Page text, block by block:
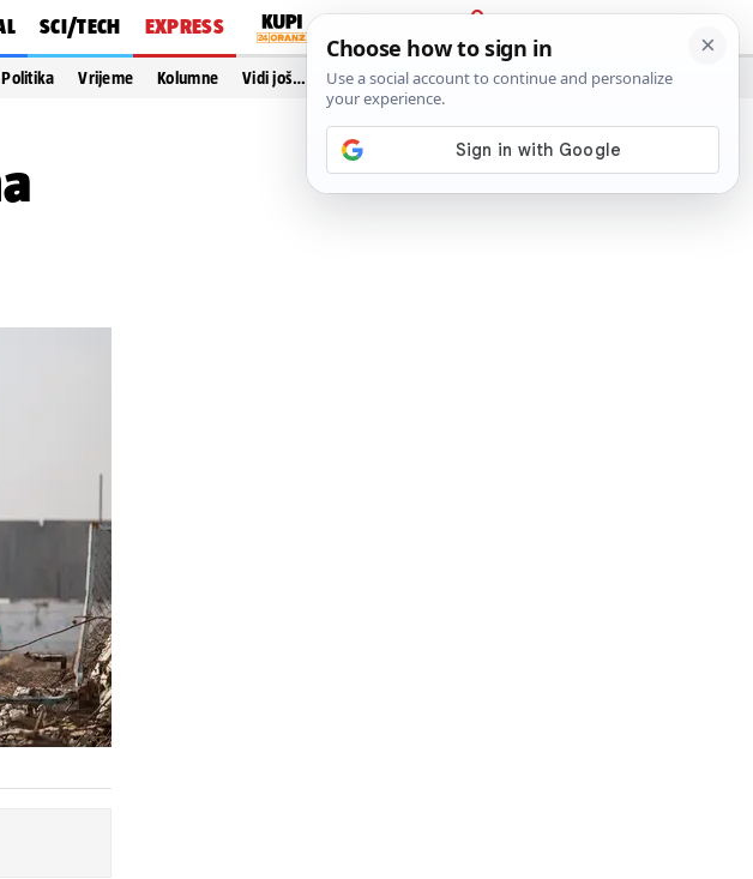
SCI/TECH EXPRESS
PRIJAVA
Politika Vrijeme Kolumne Vidi još…